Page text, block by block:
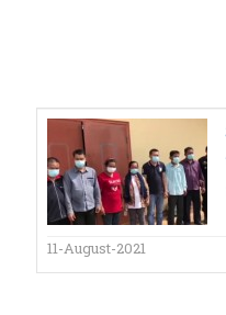
11-August-2021